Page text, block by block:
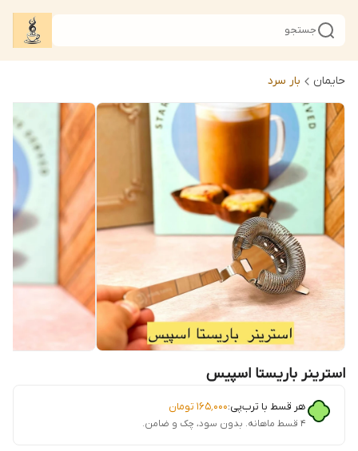
جستجو
حایمان بار سرد
استرینر باریستا اسپیس
هر قسط با ترب‌پی:۱۶۵٬۰۰۰ تومان
۴ قسط ماهانه. بدون سود، چک و ضامن.